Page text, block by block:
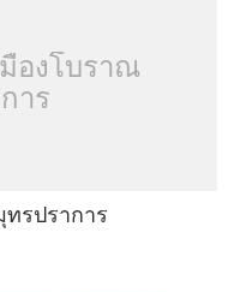
องโบราณ
าร
รปราการ